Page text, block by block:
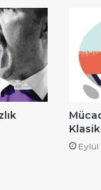
Eylül